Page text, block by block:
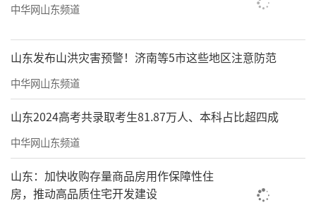
中华网山东频道
山东发布山洪灾害预警！济南等5市这些地区注意防范
中华网山东频道
山东2024高考共录取考生81.87万人、本科占比超四成
中华网山东频道
山东：加快收购存量商品房用作保障性住
房，推动高品质住宅开发建设